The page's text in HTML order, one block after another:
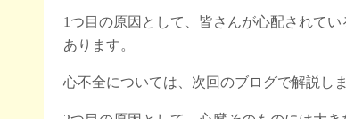
1つ目の原因として、皆さんが心配されて
あります。
心不全については、次回のブログで解説し